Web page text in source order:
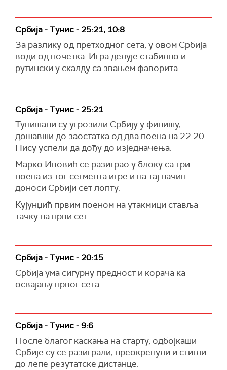
Србија - Тунис - 25:21, 10:8
За разлику од претходног сета, у овом Србија
води од почетка. Игра делује стабилно и
рутински у скалду са звањем фаворита.
Србија - Тунис - 25:21
Тунишани су угрозили Србију у финишу,
дошавши до заостатка од два поена на 22:20.
Нису успели да дођу до изједначења.
Марко Ивовић се разиграо у блоку са три
поена из тог сегмента игре и на тај начин
доноси Србији сет лопту.
Кујунџић првим поеном на утакмици ставља
тачку на први сет.
Србија - Тунис - 20:15
Србија ума сигурну предност и корача ка
освајању првог сета.
Србија - Тунис - 9:6
После благог каскања на старту, одбојкаши
Србије су се разиграли, преокренули и стигли
до лепе резутатске дистанце.